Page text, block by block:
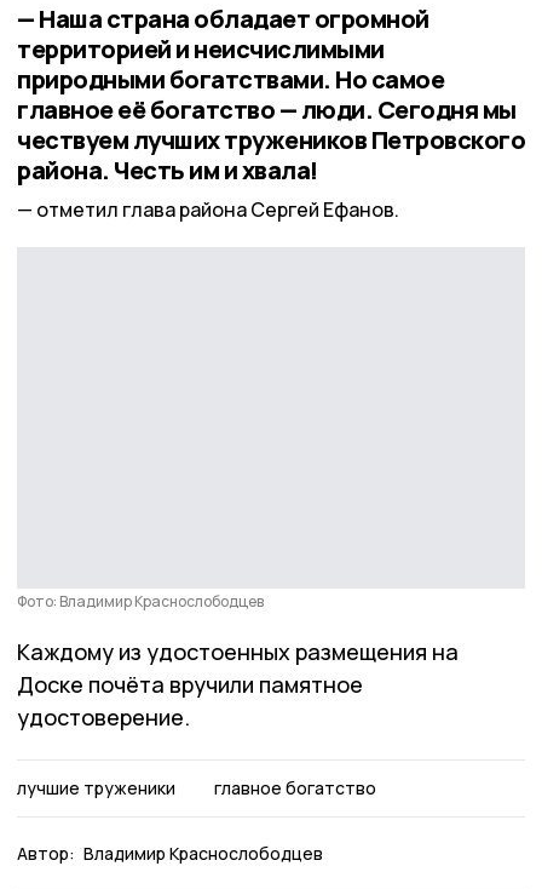
— Наша страна обладает огромной
территорией и неисчислимыми
природными богатствами. Но самое
главное её богатство — люди. Сегодня мы
чествуем лучших тружеников Петровского
района. Честь им и хвала!
отметил глава района Сергей Ефанов.
Фото: Владимир Краснослободцев
Каждому из удостоенных размещения на
Доске почёта вручили памятное
удостоверение.
лучшие труженики главное богатство
Автор: Владимир Краснослободцев